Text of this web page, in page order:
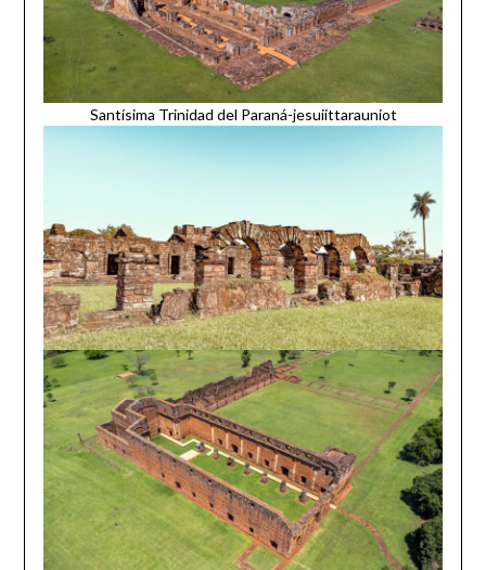
Santísima Trinidad del Paraná-jesuiittarauniot